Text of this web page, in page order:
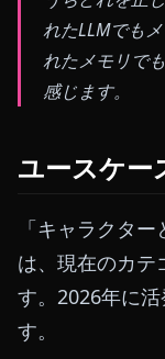
れたLLMでも
れたメモリで
感じます。
ユースケー
「キャラクタ
は、現在のカテ
す。2026年に
す。